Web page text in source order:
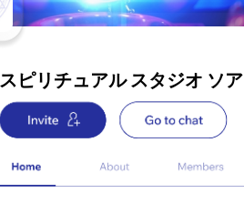
スピリチュアル スタジオ ソア